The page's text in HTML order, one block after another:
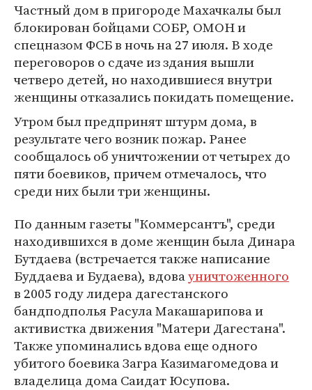
Частный дом в пригороде Махачкалы был
блокирован бойцами СОБР, ОМОН и
спецназом ФСБ в ночь на 27 июля. В ходе
переговоров о сдаче из здания вышли
четверо детей, но находившиеся внутри
женщины отказались покидать помещение.
Утром был предпринят штурм дома, в
результате чего возник пожар. Ранее
сообщалось об уничтожении от четырех до
пяти боевиков, причем отмечалось, что
среди них были три женщины.
По данным газеты "Коммерсантъ", среди
находившихся в доме женщин была Динара
Бутдаева (встречается также написание
Буддаева и Будаева), вдовауничтоженного
в 2005 году лидера дагестанского
бандподполья Расула Макашарипова и
активистка движения "Матери Дагестана".
Также упоминались вдова еще одного
убитого боевика Загра Казимагомедова и
владелица дома Саидат Юсупова.